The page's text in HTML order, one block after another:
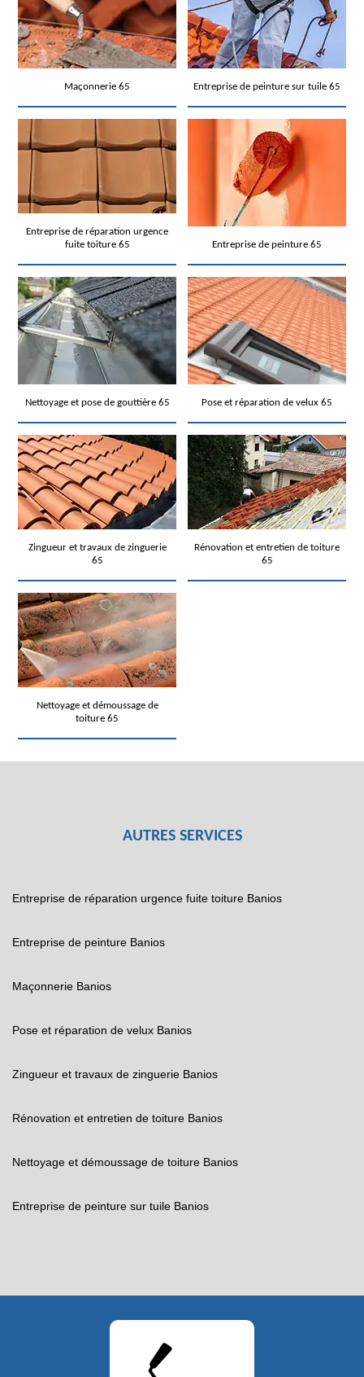
Maçonnerie 65 Entreprise de peinture sur tuile 65
Entreprise de réparation urgence
fuite toiture 65
Entreprise de peinture 65
Nettoyage et pose de gouttière 65 Pose et réparation de velux 65
Zingueur et travaux de zinguerie
65
Rénovation et entretien de toiture
65
Nettoyage et démoussage de
toiture 65
AUTRES SERVICES
Entreprise de réparation urgence fuite toiture Banios
Entreprise de peinture Banios
Maçonnerie Banios
Pose et réparation de velux Banios
Zingueur et travaux de zinguerie Banios
Rénovation et entretien de toiture Banios
Nettoyage et démoussage de toiture Banios
Entreprise de peinture sur tuile Banios